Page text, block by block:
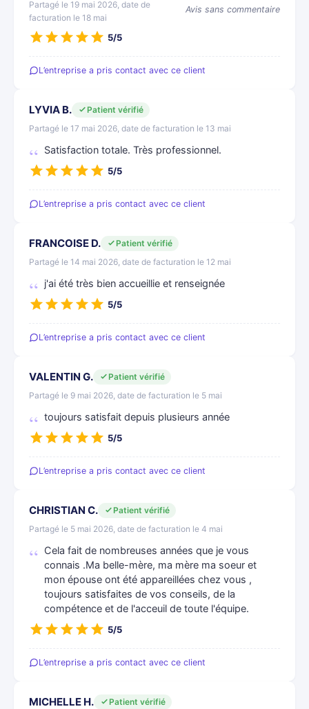
Partagé le 19 mai 2026, date de
facturation le 18 mai
Avis sans commentaire
5/5
L’entreprise a pris contact avec ce client
LYVIA B.
Patient vérifié
Partagé le 17 mai 2026, date de facturation le 13 mai
Satisfaction totale. Très professionnel.
5/5
L’entreprise a pris contact avec ce client
FRANCOISE D.
Patient vérifié
Partagé le 14 mai 2026, date de facturation le 12 mai
j'ai été très bien accueillie et renseignée
5/5
L’entreprise a pris contact avec ce client
VALENTIN G.
Patient vérifié
Partagé le 9 mai 2026, date de facturation le 5 mai
toujours satisfait depuis plusieurs année
5/5
L’entreprise a pris contact avec ce client
CHRISTIAN C.
Patient vérifié
Partagé le 5 mai 2026, date de facturation le 4 mai
Cela fait de nombreuses années que je vous
connais .Ma belle-mère, ma mère ma soeur et
mon épouse ont été appareillées chez vous ,
toujours satisfaites de vos conseils, de la
compétence et de l'acceuil de toute l'équipe.
5/5
L’entreprise a pris contact avec ce client
MICHELLE H.
Patient vérifié